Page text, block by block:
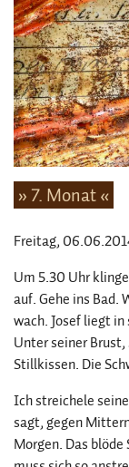
» 7. Monat «
Freitag,
Um 5.30 Uhr
auf. Gehe ins Bad.
wach. Josef liegt
Unter seiner
Stillkissen. Die
Ich streichele
sagt, gegen
Morgen. Das